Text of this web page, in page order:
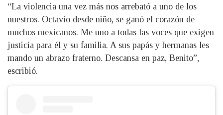
“La violencia una vez más nos arrebató a uno de los
nuestros. Octavio desde niño, se ganó el corazón de
muchos mexicanos. Me uno a todas las voces que exigen
justicia para él y su familia. A sus papás y hermanas les
mando un abrazo fraterno. Descansa en paz, Benito”,
escribió.